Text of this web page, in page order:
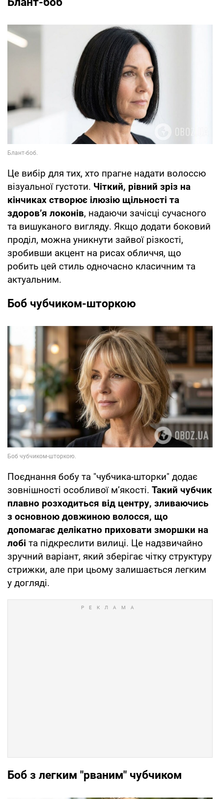
Це вибір для тих, хто прагне надати волоссю
візуальної густоти. Чіткий, рівний зріз на
кінчиках створює ілюзію щільності та
здоров’я локонів, надаючи зачісці сучасного
та вишуканого вигляду. Якщо додати боковий
проділ, можна уникнути зайвої різкості,
зробивши акцент на рисах обличчя, що
робить цей стиль одночасно класичним та
актуальним.
Боб чубчиком-шторкою
Поєднання бобу та "чубчика-шторки" додає
зовнішності особливої м’якості. Такий чубчик
плавно розходиться від центру, зливаючись
з основною довжиною волосся, що
допомагає делікатно приховати зморшки на
лобі та підкреслити вилиці. Це надзвичайно
зручний варіант, який зберігає чітку структуру
стрижки, але при цьому залишається легким
у догляді.
Боб з легким "рваним" чубчиком